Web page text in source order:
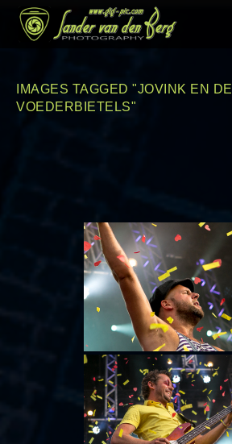
IMAGES TAGGED "JOVINK EN DE
VOEDERBIETELS"